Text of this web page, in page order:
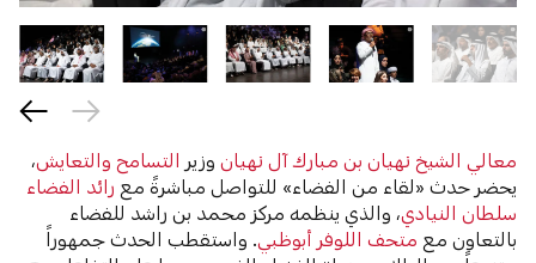
معالي الشيخ نهيان بن مبارك آل نهيان وزير التسامح والتعايش،
يحضر حدث «لقاء من الفضاء» للتواصل مباشرةً مع رائد الفضاء
سلطان النيادي، والذي ينظمه مركز محمد بن راشد للفضاء
بالتعاون مع متحف اللوفر أبوظبي. واستقطب الحدث جمهوراً